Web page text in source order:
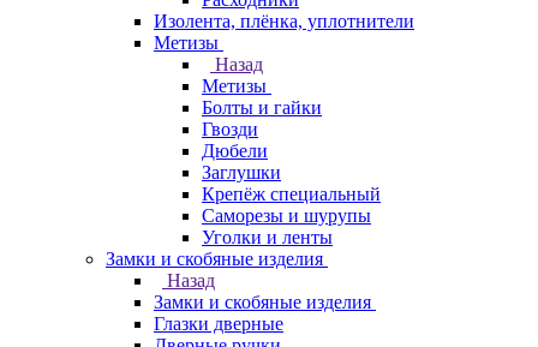
Изолента, плёнка, уплотнители
Метизы
Назад
Метизы
Болты и гайки
Гвозди
Дюбели
Заглушки
Крепёж специальный
Саморезы и шурупы
Уголки и ленты
Замки и скобяные изделия
Назад
Замки и скобяные изделия
Глазки дверные